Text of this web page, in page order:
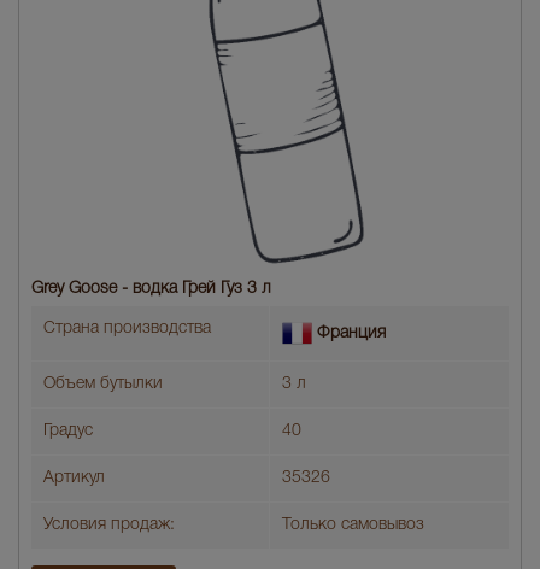
Grey Goose - водка Грей Гуз 3 л
Страна производства Франция
Объем бутылки 3 л
Градус 40
Артикул 35326
Условия продаж: Только самовывоз